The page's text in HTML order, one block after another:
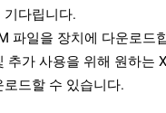
기다립니다.
파일을 장치에 다운로드
추가 사용을 위해 원하는
드할 수 있습니다.